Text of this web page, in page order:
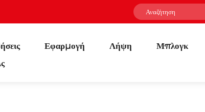
Εφαρμογή Λήψη
Μπλογκ